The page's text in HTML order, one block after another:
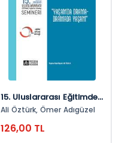
15. Uluslararası Eğitimde
Yaratıcı Drama Semineri
Dramada Yaşam”
Ali Öztürk, Ömer Adıgüzel
126,00 TL